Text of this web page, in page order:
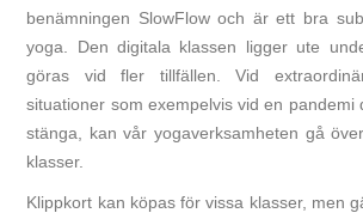
benämningen SlowFlow och är ett bra
yoga. Den digitala klassen ligger ute
göras vid fler tillfällen. Vid
situationer som exempelvis vid en pandemi
stänga, kan vår yogaverksamheten gå
klasser.
Klippkort kan köpas för vissa klasser, men